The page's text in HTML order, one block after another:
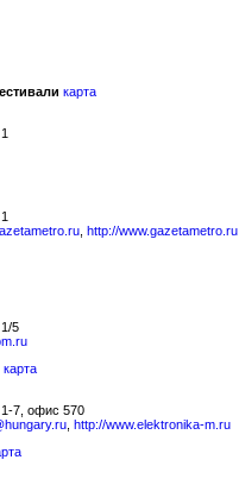
карта
http://www.gazetametro.ru
5
карта
7, офис 570
http://www.elektronika-m.ru